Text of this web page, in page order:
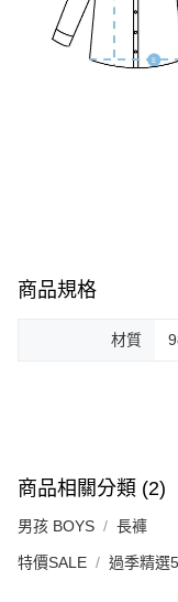
商品規格
材質
商品相關分類 (2)
男孩 BOYS 長褲
特價SALE 過季精選